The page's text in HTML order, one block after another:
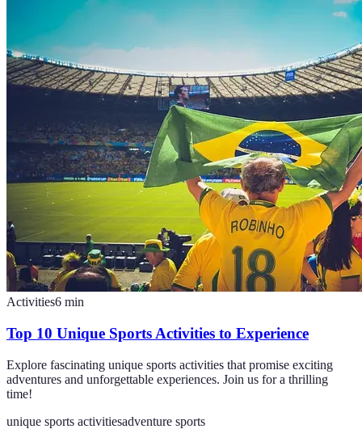
Activities6 min
Top 10 Unique Sports Activities to Experience
Explore fascinating unique sports activities that promise exciting
adventures and unforgettable experiences. Join us for a thrilling
time!
unique sports activitiesadventure sports